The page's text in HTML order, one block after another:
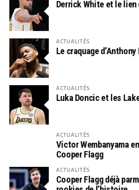
Derrick White et le lien
ACTUALITÉS
Le craquage
ACTUALITÉS
Luka Doncic et les
ACTUALITÉS
Victor Wembanyama
Cooper Flagg
ACTUALITÉS
Cooper Flagg déjà